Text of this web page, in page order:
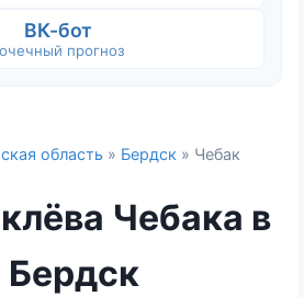
ВК-бот
прогноз
область » Бердск » Чебак
Чебака в
Бердск